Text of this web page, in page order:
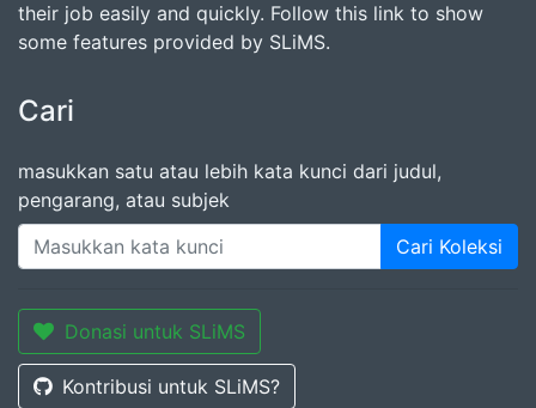
their job easily and quickly. Follow this link to show
some features provided by SLiMS.
Cari
masukkan satu atau lebih kata kunci dari judul,
pengarang, atau subjek
Cari Koleksi
Donasi untuk SLiMS
Kontribusi untuk SLiMS?